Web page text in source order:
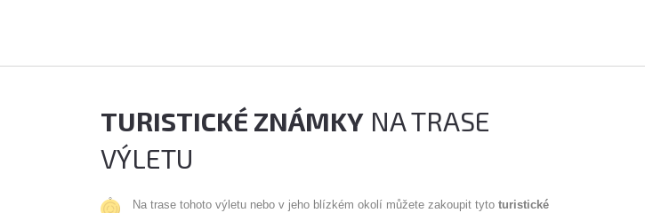
TURISTICKÉ ZNÁMKY NA TRASE
VÝLETU
Na trase tohoto výletu nebo v jeho blízkém okolí můžete zakoupit tytoturistické